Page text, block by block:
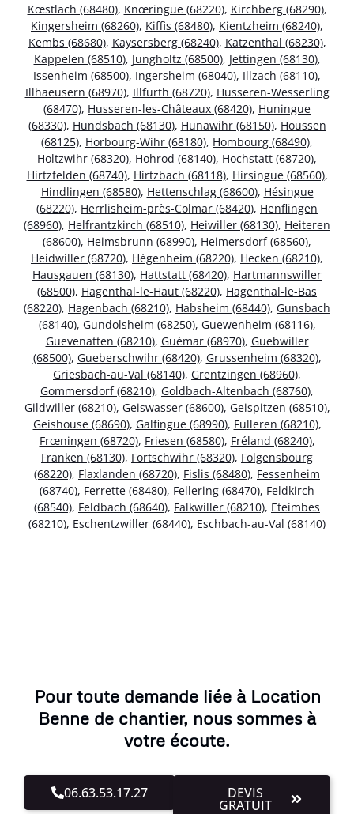
Kœstlach (68480), Knœringue (68220), Kirchberg (68290),
Kingersheim (68260), Kiffis (68480), Kientzheim (68240),
Kembs (68680), Kaysersberg (68240), Katzenthal (68230),
Kappelen (68510), Jungholtz (68500), Jettingen (68130),
Issenheim (68500), Ingersheim (68040), Illzach (68110),
Illhaeusern (68970), Illfurth (68720), Husseren-Wesserling
(68470), Husseren-les-Châteaux (68420), Huningue
(68330), Hundsbach (68130), Hunawihr (68150), Houssen
(68125), Horbourg-Wihr (68180), Hombourg (68490),
Holtzwihr (68320), Hohrod (68140), Hochstatt (68720),
Hirtzfelden (68740), Hirtzbach (68118), Hirsingue (68560),
Hindlingen (68580), Hettenschlag (68600), Hésingue
(68220), Herrlisheim-près-Colmar (68420), Henflingen
(68960), Helfrantzkirch (68510), Heiwiller (68130), Heiteren
(68600), Heimsbrunn (68990), Heimersdorf (68560),
Heidwiller (68720), Hégenheim (68220), Hecken (68210),
Hausgauen (68130), Hattstatt (68420), Hartmannswiller
(68500), Hagenthal-le-Haut (68220), Hagenthal-le-Bas
(68220), Hagenbach (68210), Habsheim (68440), Gunsbach
(68140), Gundolsheim (68250), Guewenheim (68116),
Guevenatten (68210), Guémar (68970), Guebwiller
(68500), Gueberschwihr (68420), Grussenheim (68320),
Griesbach-au-Val (68140), Grentzingen (68960),
Gommersdorf (68210), Goldbach-Altenbach (68760),
Gildwiller (68210), Geiswasser (68600), Geispitzen (68510),
Geishouse (68690), Galfingue (68990), Fulleren (68210),
Frœningen (68720), Friesen (68580), Fréland (68240),
Franken (68130), Fortschwihr (68320), Folgensbourg
(68220), Flaxlanden (68720), Fislis (68480), Fessenheim
(68740), Ferrette (68480), Fellering (68470), Feldkirch
(68540), Feldbach (68640), Falkwiller (68210), Eteimbes
(68210), Eschentzwiller (68440), Eschbach-au-Val (68140)
Pour toute demande liée à Location
Benne de chantier, nous sommes à
votre écoute.
06.63.53.17.27 DEVIS
GRATUIT